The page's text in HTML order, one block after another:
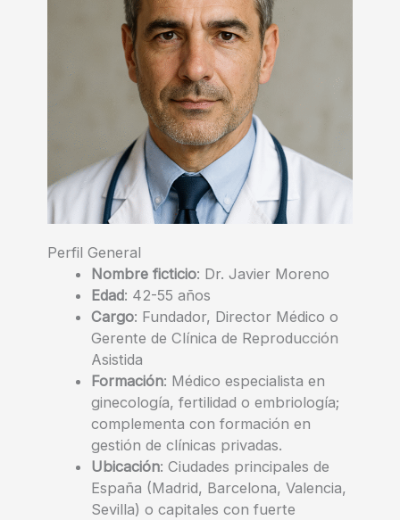
Perfil General
Nombre ficticio: Dr. Javier Moreno
Edad: 42-55 años
Cargo: Fundador, Director Médico o
Gerente de Clínica de Reproducción
Asistida
Formación: Médico especialista en
ginecología, fertilidad o embriología;
complementa con formación en
gestión de clínicas privadas.
Ubicación: Ciudades principales de
España (Madrid, Barcelona, Valencia,
Sevilla) o capitales con fuerte